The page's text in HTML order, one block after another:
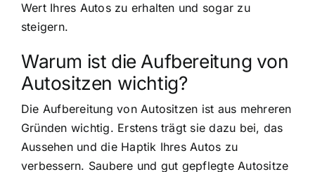
Wert Ihres Autos zu erhalten und sogar zu
steigern.
Warum ist die Aufbereitung von
Autositzen wichtig?
Die Aufbereitung von Autositzen ist aus mehreren
Gründen wichtig. Erstens trägt sie dazu bei, das
Aussehen und die Haptik Ihres Autos zu
verbessern. Saubere und gut gepflegte Autositze